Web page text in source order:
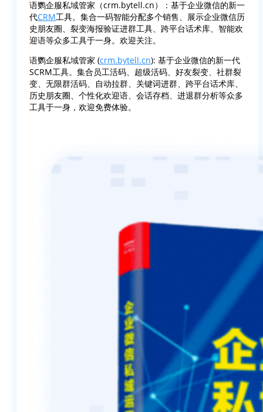
语鹦企服私域管家（crm.bytell.cn）：基于企业微信的新一
代CRM工具。集合一码智能分配多个销售、展示企业微信历
史朋友圈、裂变海报验证进群工具、跨平台话术库、智能欢
迎语等众多工具于一身。欢迎关注。
语鹦企服私域管家 (crm.bytell.cn): 基于企业微信的新一代
SCRM工具。集合员工活码、超级活码、好友裂变、社群裂
变、无限群活码、自动拉群、关键词进群、跨平台话术库、
历史朋友圈、个性化欢迎语、会话存档、进退群分析等众多
工具于一身，欢迎免费体验。